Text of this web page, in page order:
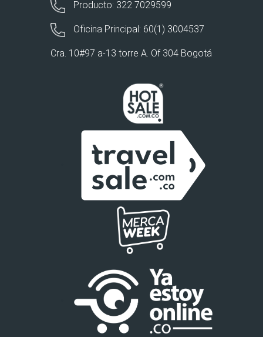
Producto: 322 7029599
Oficina Principal: 60(1) 3004537
Cra. 10#97 a-13 torre A. Of 304 Bogotá